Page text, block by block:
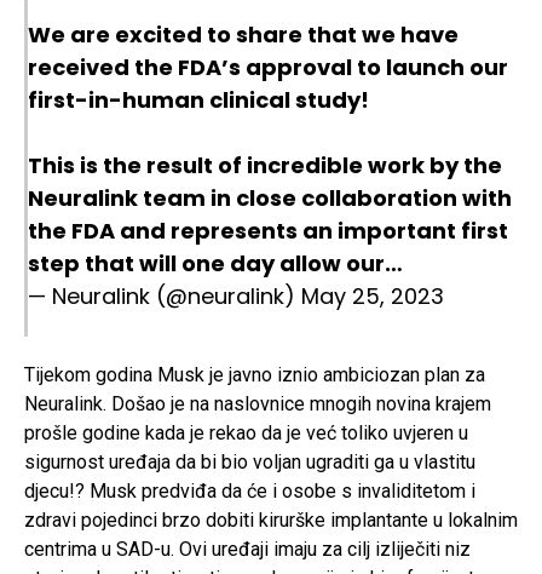
We are excited to share that we have
received the FDA’s approval to launch our
first-in-human clinical study!
This is the result of incredible work by the
Neuralink team in close collaboration with
the FDA and represents an important first
step that will one day allow our…
— Neuralink (@neuralink) May 25, 2023
Tijekom godina Musk je javno iznio ambiciozan plan za
Neuralink. Došao je na naslovnice mnogih novina krajem
prošle godine kada je rekao da je već toliko uvjeren u
sigurnost uređaja da bi bio voljan ugraditi ga u vlastitu
djecu!? Musk predviđa da će i osobe s invaliditetom i
zdravi pojedinci brzo dobiti kirurške implantante u lokalnim
centrima u SAD-u. Ovi uređaji imaju za cilj izliječiti niz